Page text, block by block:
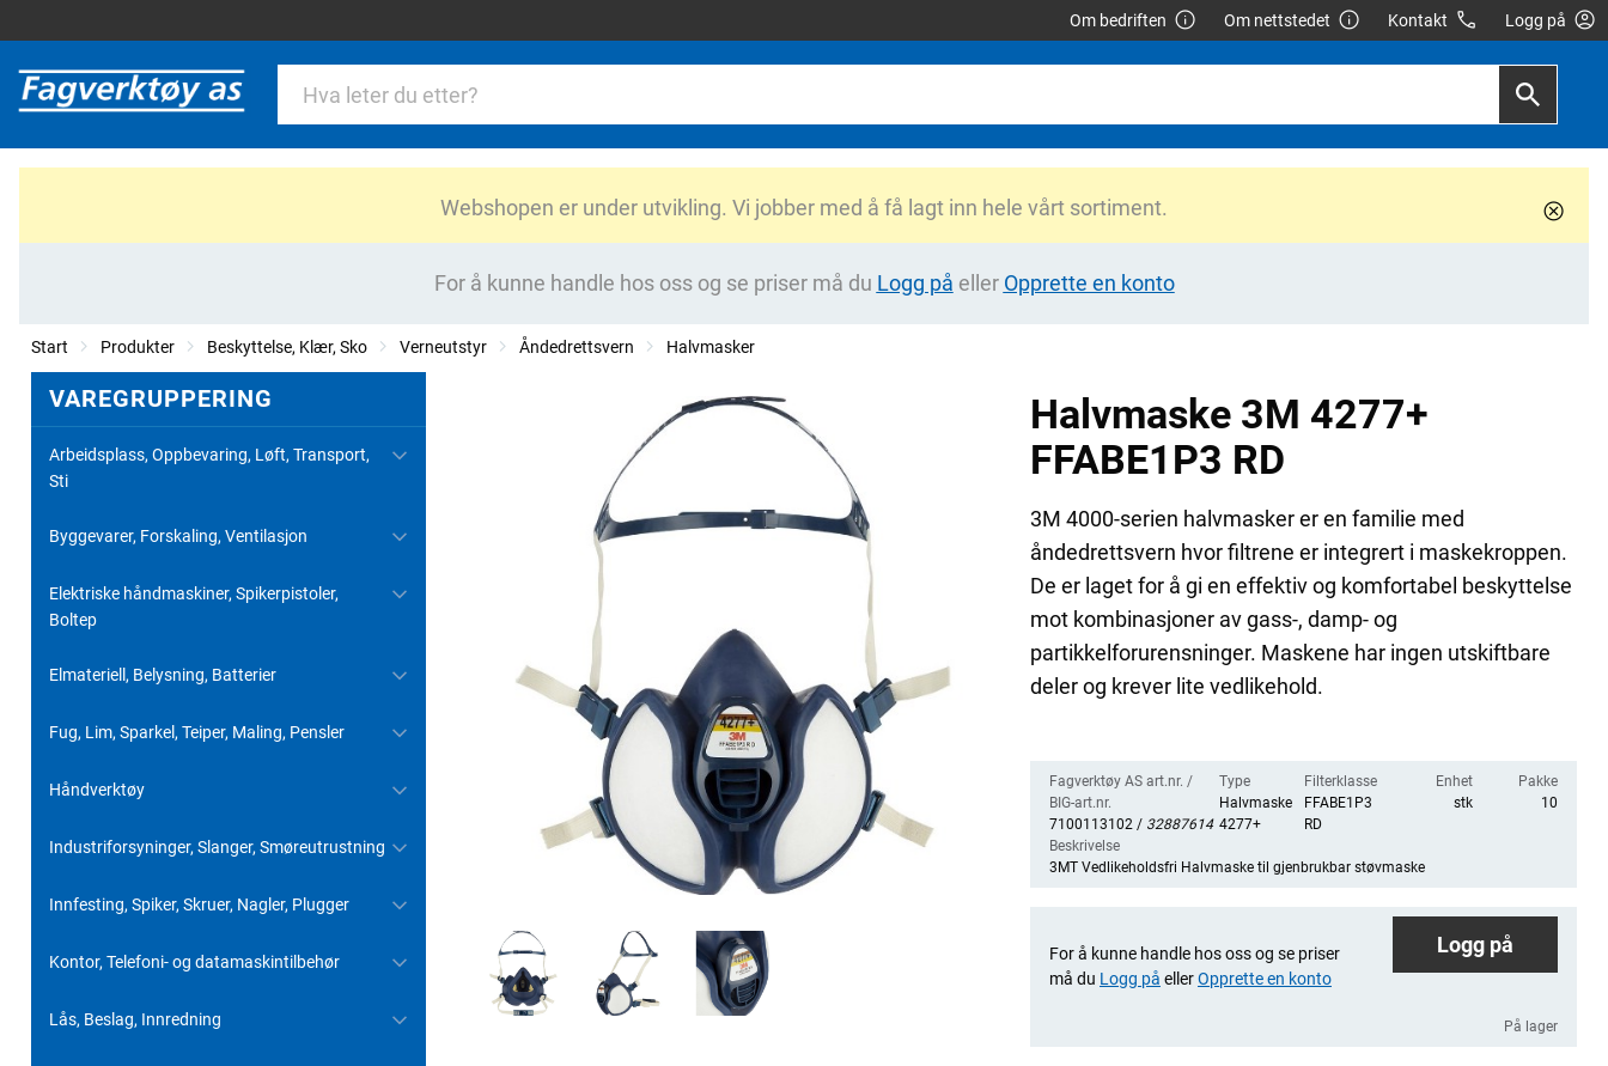
Om bedriften Om nettstedet Kontakt Logg på
Webshopen er under utvikling. Vi jobber med å få lagt inn hele vårt sortiment.
For å kunne handle hos oss og se priser må du Logg på eller Opprette en konto
Start Produkter Beskyttelse, Klær, Sko Verneutstyr Åndedrettsvern Halvmasker
VAREGRUPPERING
Arbeidsplass, Oppbevaring, Løft, Transport,
Sti
Byggevarer, Forskaling, Ventilasjon
Elektriske håndmaskiner, Spikerpistoler,
Boltep
Elmateriell, Belysning, Batterier
Fug, Lim, Sparkel, Teiper, Maling, Pensler
Håndverktøy
Industriforsyninger, Slanger, Smøreutrustning
Innfesting, Spiker, Skruer, Nagler, Plugger
Kontor, Telefoni- og datamaskintilbehør
Lås, Beslag, Innredning
Halvmaske 3M 4277+
FFABE1P3 RD
3M 4000-serien halvmasker er en familie med
åndedrettsvern hvor filtrene er integrert i maskekroppen.
De er laget for å gi en effektiv og komfortabel beskyttelse
mot kombinasjoner av gass-, damp- og
partikkelforurensninger. Maskene har ingen utskiftbare
deler og krever lite vedlikehold.
Fagverktøy AS art.nr. /
BIG-art.nr.
7100113102 / 32887614
Type
Halvmaske
4277+
Filterklasse
FFABE1P3
RD
Enhet
stk
Pakke
10
Beskrivelse
3MT Vedlikeholdsfri Halvmaske til gjenbrukbar støvmaske
For å kunne handle hos oss og se priser
må du Logg på ellerOpprette en konto
Logg på
På lager